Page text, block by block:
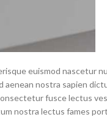
euismod nascetur
nostra sapien
fusce lectus
nostra lectus fames